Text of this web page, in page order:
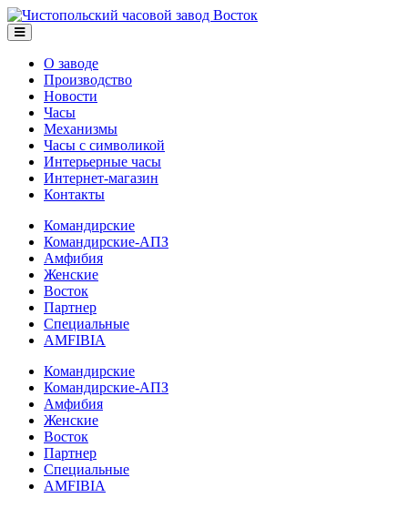
О заводе
Производство
Новости
Часы
Механизмы
Часы с символикой
Интерьерные часы
Интернет-магазин
Контакты
Командирские
Командирские-АПЗ
Амфибия
Женские
Восток
Партнер
Специальные
AMFIBIA
Командирские
Командирские-АПЗ
Амфибия
Женские
Восток
Партнер
Специальные
AMFIBIA